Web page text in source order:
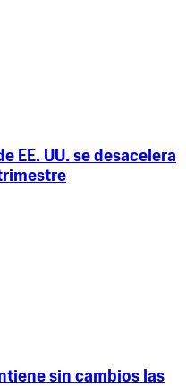
EE. UU. se desacelera
sin cambios las